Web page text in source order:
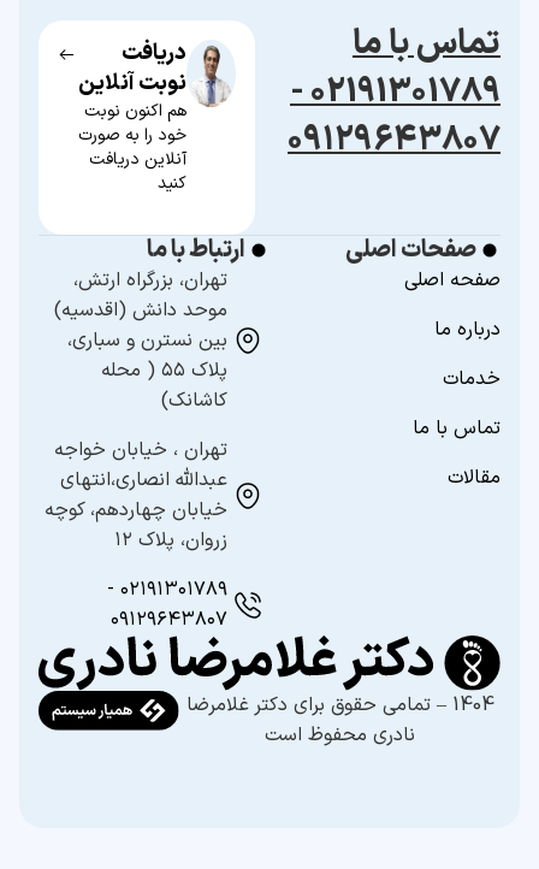
تماس با ما
02191301789 -
۰۹۱۲۹۶۴۳۸۰۷
دریافت
نوبت آنلاین
هم اکنون نوبت
خود را به صورت
آنلاین دریافت
کنید
صفحات اصلی
صفحه اصلی
درباره ما
خدمات
تماس با ما
مقالات
ارتباط با ما
تهران، بزرگراه ارتش،
موحد دانش (اقدسیه)
بین نسترن و سباری،
پلاک ۵۵ ( محله
کاشانک)
تهران ، خیابان خواجه
عبدالله انصاری،انتهای
خیابان چهاردهم، کوچه
زروان، پلاک ۱۲
۰۲۱۹۱۳۰۱۷۸۹ -
۰۹۱۲۹۶۴۳۸۰۷
1404 – تمامی حقوق برای دکتر غلامرضا
نادری محفوظ است